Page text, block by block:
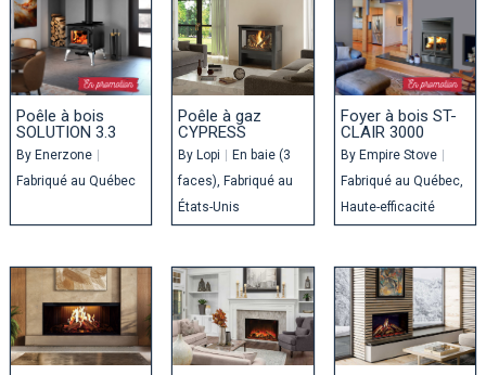
Poêle à bois
SOLUTION 3.3
By Enerzone |
Fabriqué au Québec
Poêle à gaz
CYPRESS
ByLopi | En baie (3
faces) Fabriqué au
États-Unis
Foyer à bois ST-
CLAIR 3000
By Empire Stove |
Fabriqué au Québec
Haute-efficacité